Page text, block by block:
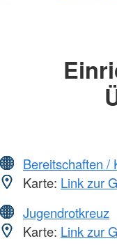
Bereitschaften /
Karte: Link zur
Jugendrotkreuz
Karte: Link zur